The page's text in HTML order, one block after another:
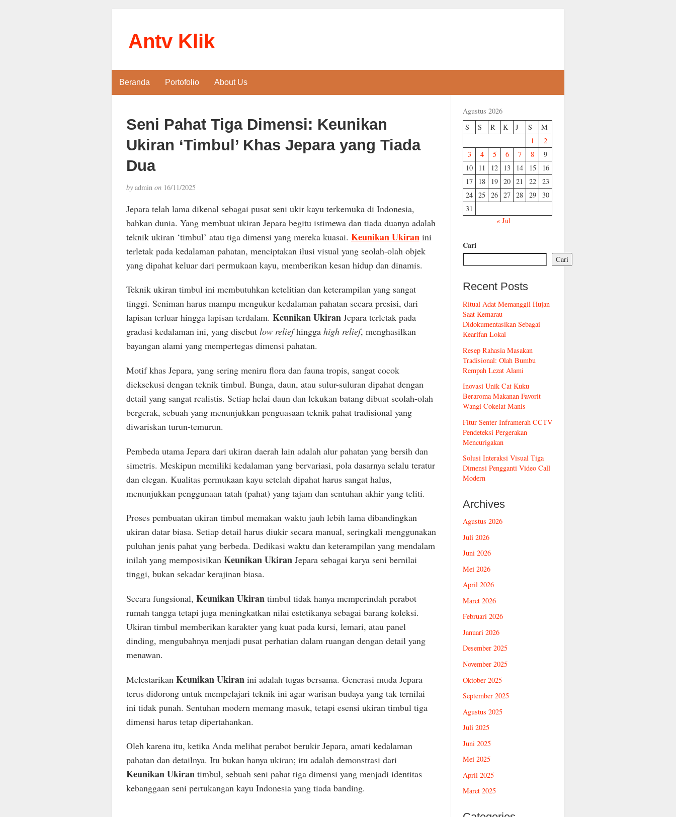
Antv Klik
Beranda Portofolio About Us
Seni Pahat Tiga Dimensi: Keunikan
Ukiran ‘Timbul’ Khas Jepara yang Tiada
Dua
byadmin on16/11/2025
Jepara telah lama dikenal sebagai pusat seni ukir kayu terkemuka di Indonesia,
bahkan dunia. Yang membuat ukiran Jepara begitu istimewa dan tiada duanya adalah
teknik ukiran ‘timbul’ atau tiga dimensi yang mereka kuasai. Keunikan Ukiran ini
terletak pada kedalaman pahatan, menciptakan ilusi visual yang seolah-olah objek
yang dipahat keluar dari permukaan kayu, memberikan kesan hidup dan dinamis.
Teknik ukiran timbul ini membutuhkan ketelitian dan keterampilan yang sangat
tinggi. Seniman harus mampu mengukur kedalaman pahatan secara presisi, dari
lapisan terluar hingga lapisan terdalam. Keunikan UkiranJepara terletak pada
gradasi kedalaman ini, yang disebut low reliefhingga high relief, menghasilkan
bayangan alami yang mempertegas dimensi pahatan.
Motif khas Jepara, yang sering meniru flora dan fauna tropis, sangat cocok
dieksekusi dengan teknik timbul. Bunga, daun, atau sulur-suluran dipahat dengan
detail yang sangat realistis. Setiap helai daun dan lekukan batang dibuat seolah-olah
bergerak, sebuah yang menunjukkan penguasaan teknik pahat tradisional yang
diwariskan turun-temurun.
Pembeda utama Jepara dari ukiran daerah lain adalah alur pahatan yang bersih dan
simetris. Meskipun memiliki kedalaman yang bervariasi, pola dasarnya selalu teratur
dan elegan. Kualitas permukaan kayu setelah dipahat harus sangat halus,
menunjukkan penggunaan tatah (pahat) yang tajam dan sentuhan akhir yang teliti.
Proses pembuatan ukiran timbul memakan waktu jauh lebih lama dibandingkan
ukiran datar biasa. Setiap detail harus diukir secara manual, seringkali menggunakan
puluhan jenis pahat yang berbeda. Dedikasi waktu dan keterampilan yang mendalam
inilah yang memposisikan Keunikan UkiranJepara sebagai karya seni bernilai
tinggi, bukan sekadar kerajinan biasa.
Secara fungsional, Keunikan Ukirantimbul tidak hanya memperindah perabot
rumah tangga tetapi juga meningkatkan nilai estetikanya sebagai barang koleksi.
Ukiran timbul memberikan karakter yang kuat pada kursi, lemari, atau panel
dinding, mengubahnya menjadi pusat perhatian dalam ruangan dengan detail yang
menawan.
Melestarikan Keunikan Ukiran ini adalah tugas bersama. Generasi muda Jepara
terus didorong untuk mempelajari teknik ini agar warisan budaya yang tak ternilai
ini tidak punah. Sentuhan modern memang masuk, tetapi esensi ukiran timbul tiga
dimensi harus tetap dipertahankan.
Oleh karena itu, ketika Anda melihat perabot berukir Jepara, amati kedalaman
pahatan dan detailnya. Itu bukan hanya ukiran; itu adalah demonstrasi dari
Keunikan Ukirantimbul, sebuah seni pahat tiga dimensi yang menjadi identitas
kebanggaan seni pertukangan kayu Indonesia yang tiada banding.
Agustus 2026
S
S R K J S
M
1
2
3
4 5 6 7 8
9
10
11 12 13 14 15
16
17
18 19 20 21 22
23
24 25 26 27 28 29
30
31
« Jul
Cari
Cari
Recent Posts
Ritual Adat Memanggil Hujan
Saat Kemarau
Didokumentasikan Sebagai
Kearifan Lokal
Resep Rahasia Masakan
Tradisional: Olah Bumbu
Rempah Lezat Alami
Inovasi Unik Cat Kuku
Beraroma Makanan Favorit
Wangi Cokelat Manis
Fitur Senter Inframerah CCTV
Pendeteksi Pergerakan
Mencurigakan
Solusi Interaksi Visual Tiga
Dimensi Pengganti Video Call
Modern
Archives
Agustus 2026
Juli 2026
Juni 2026
Mei 2026
April 2026
Maret 2026
Februari 2026
Januari 2026
Desember 2025
November 2025
Oktober 2025
September 2025
Agustus 2025
Juli 2025
Juni 2025
Mei 2025
April 2025
Maret 2025